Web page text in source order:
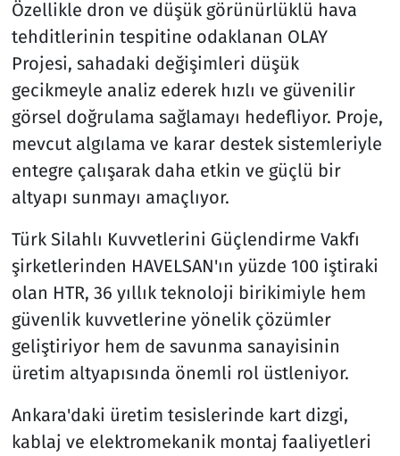
Özellikle dron ve düşük görünürlüklü hava
tehditlerinin tespitine odaklanan OLAY
Projesi, sahadaki değişimleri düşük
gecikmeyle analiz ederek hızlı ve güvenilir
görsel doğrulama sağlamayı hedefliyor. Proje,
mevcut algılama ve karar destek sistemleriyle
entegre çalışarak daha etkin ve güçlü bir
altyapı sunmayı amaçlıyor.
Türk Silahlı Kuvvetlerini Güçlendirme Vakfı
şirketlerinden HAVELSAN'ın yüzde 100 iştiraki
olan HTR, 36 yıllık teknoloji birikimiyle hem
güvenlik kuvvetlerine yönelik çözümler
geliştiriyor hem de savunma sanayisinin
üretim altyapısında önemli rol üstleniyor.
Ankara'daki üretim tesislerinde kart dizgi,
kablaj ve elektromekanik montaj faaliyetleri
Teknoloji ve Bilim
Televizyon